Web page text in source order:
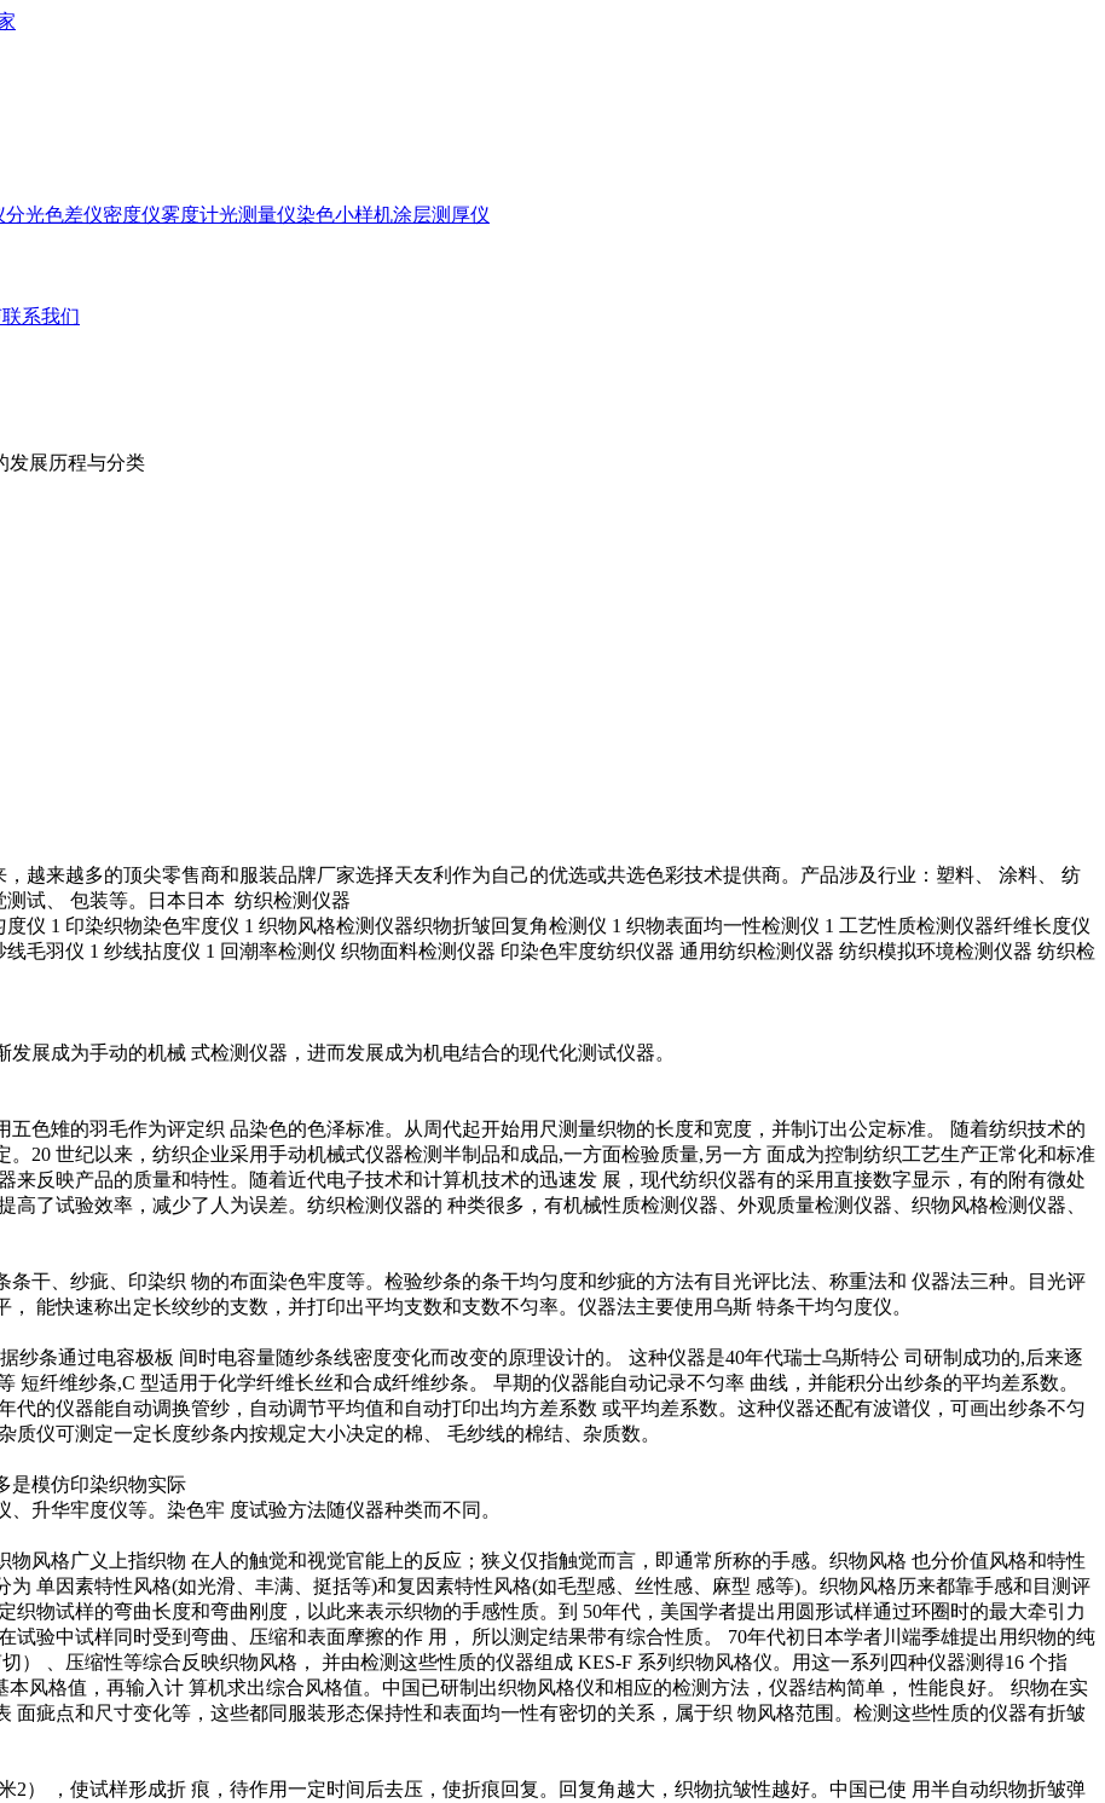
分光色差仪密度仪雾度计光测量仪染色小样机涂层测厚仪
联系我们
发展历程与分类
来越多的顶尖零售商和服装品牌厂家选择天友利作为自己的优选或共选色彩技术提供商。产品涉及行业：塑料、 涂料、 纺
试、 包装等。日本日本 纺织检测仪器
仪 1 印染织物染色牢度仪 1 织物风格检测仪器织物折皱回复角检测仪 1 织物表面均一性检测仪 1 工艺性质检测仪器纤维长度仪
毛羽仪 1 纱线拈度仪 1 回潮率检测仪 织物面料检测仪器 印染色牢度纺织仪器 通用纺织检测仪器 纺织模拟环境检测仪器 纺织检
展成为手动的机械 式检测仪器，进而发展成为机电结合的现代化测试仪器。
色雉的羽毛作为评定织 品染色的色泽标准。从周代起开始用尺测量织物的长度和宽度，并制订出公定标准。 随着纺织技术的
20 世纪以来，纺织企业采用手动机械式仪器检测半制品和成品,一方面检验质量,另一方 面成为控制纺织工艺生产正常化和标准
来反映产品的质量和特性。随着近代电子技术和计算机技术的迅速发 展，现代纺织仪器有的采用直接数字显示，有的附有微处
了试验效率，减少了人为误差。纺织检测仪器的 种类很多，有机械性质检测仪器、外观质量检测仪器、织物风格检测仪器、
干、纱疵、印染织 物的布面染色牢度等。检验纱条的条干均匀度和纱疵的方法有目光评比法、称重法和 仪器法三种。目光评
能快速称出定长绞纱的支数，并打印出平均支数和支数不匀率。仪器法主要使用乌斯 特条干均匀度仪。
条通过电容极板 间时电容量随纱条线密度变化而改变的原理设计的。 这种仪器是40年代瑞士乌斯特公 司研制成功的,后来逐
短纤维纱条,C 型适用于化学纤维长丝和合成纤维纱条。 早期的仪器能自动记录不匀率 曲线，并能积分出纱条的平均差系数。
代的仪器能自动调换管纱，自动调节平均值和自动打印出均方差系数 或平均差系数。这种仪器还配有波谱仪，可画出纱条不匀
仪可测定一定长度纱条内按规定大小决定的棉、 毛纱线的棉结、杂质数。
是模仿印染织物实际
升华牢度仪等。染色牢 度试验方法随仪器种类而不同。
风格广义上指织物 在人的触觉和视觉官能上的反应；狭义仅指触觉而言，即通常所称的手感。织物风格 也分价值风格和特性
单因素特性风格(如光滑、丰满、挺括等)和复因素特性风格(如毛型感、丝性感、麻型 感等)。织物风格历来都靠手感和目测评
织物试样的弯曲长度和弯曲刚度，以此来表示织物的手感性质。到 50年代，美国学者提出用圆形试样通过环圈时的最大牵引力
验中试样同时受到弯曲、压缩和表面摩擦的作 用， 所以测定结果带有综合性质。 70年代初日本学者川端季雄提出用织物的纯
） 、压缩性等综合反映织物风格， 并由检测这些性质的仪器组成 KES-F 系列织物风格仪。用这一系列四种仪器测得16 个指
风格值，再输入计 算机求出综合风格值。中国已研制出织物风格仪和相应的检测方法，仪器结构简单， 性能良好。 织物在实
面疵点和尺寸变化等，这些都同服装形态保持性和表面均一性有密切的关系，属于织 物风格范围。检测这些性质的仪器有折皱
） ，使试样形成折 痕，待作用一定时间后去压，使折痕回复。回复角越大，织物抗皱性越好。中国已使 用半自动织物折皱弹